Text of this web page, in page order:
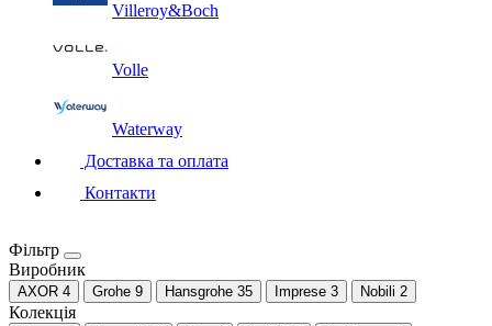
Villeroy&Boch
Volle
Waterway
Доставка та оплата
Контакти
Фільтр
Виробник
AXOR 4 Grohe 9 Hansgrohe 35 Imprese 3 Nobili 2
Колекція